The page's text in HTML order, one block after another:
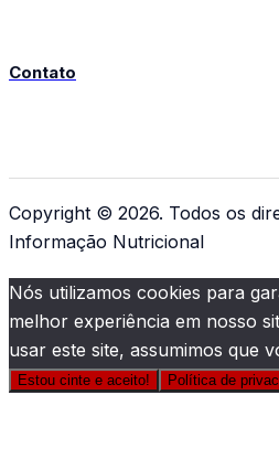
Contato
Copyright © 2026. Todos os
Informação Nutricional
Nós utilizamos cookies para
melhor experiência em nosso
usar este site, assumimos que
Estou cinte e aceito! Política de